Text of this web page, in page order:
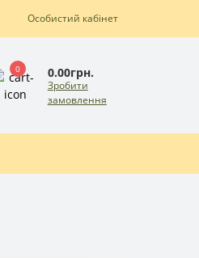
Особистий кабінет
0 0.00грн.
Зробити
замовлення